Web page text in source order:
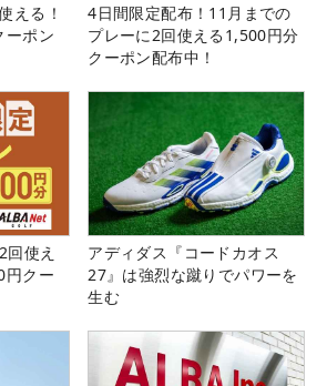
える！
ーポン
4日間限定配布！11月までの
プレーに2回使える1,500円分
クーポン配布中！
使え
円クー
アディダス『コードカオス
27』は強烈な蹴りでパワーを
生む